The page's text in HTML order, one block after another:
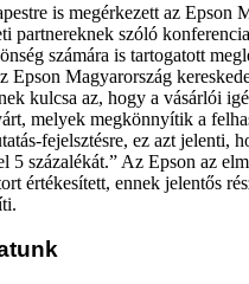
is megérkezett az Epson
partnereknek szóló
számára is tartogatott
Epson Magyarország
kulcsa az, hogy a vásárlói
melyek megkönnyítik a
fejelsztésre, ez azt jelenti,
5 százalékát.” Az Epson az
értékesített, ennek jelentős